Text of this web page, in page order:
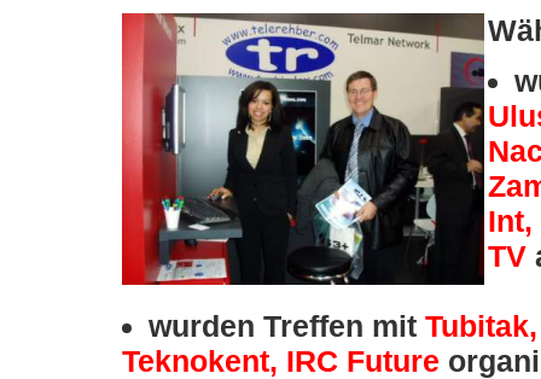
Int,
TV
wurden Treffen mit Tubitak,
Teknokent, IRC Future